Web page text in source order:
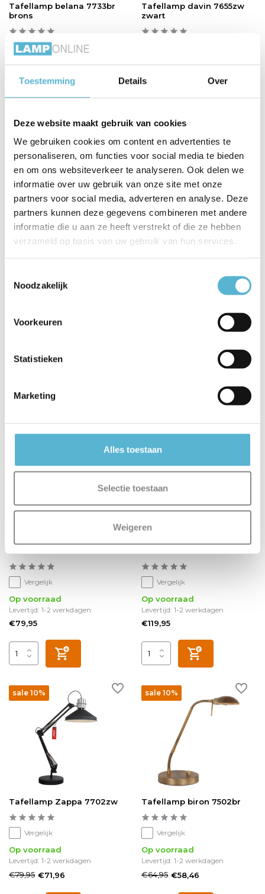
Toestemming Details Over
Deze website maakt gebruik van cookies
We gebruiken cookies om content en advertenties te
personaliseren, om functies voor social media te bieden
en om ons websiteverkeer te analyseren. Ook delen we
informatie over uw gebruik van onze site met onze
partners voor social media, adverteren en analyse. Deze
partners kunnen deze gegevens combineren met andere
informatie die u aan ze heeft verstrekt of die ze hebben
verzameld op basis van uw gebruik van hun services.
Noodzakelijk
Voorkeuren
Statistieken
Marketing
Alles toestaan
Selectie toestaan
Weigeren
Tafellamp belana 7733br
brons
Vergelijk
Op voorraad
besteld, morgen in huis
€89,95 €80,96
Tafellamp davin 7655zw
zwart
Levertijd: 1-2 werkdagen
€89,95 €80,96
sale 10%
zwart
Vergelijk
€79,95 €71,96
Tafellamp reflexion 2682
Levertijd: 1-2 werkdagen
Tafellamp ancilla LED
Vergelijk
Op voorraad
Levertijd: 1-2 werkdagen
€79,95
Tafellamp ancilla 7735
Vergelijk
Op voorraad
Levertijd: 1-2 werkdagen
€119,95
sale 10%
Tafellamp Zappa 7702zw
Vergelijk
Op voorraad
Levertijd: 1-2 werkdagen
€79,95 €71,96
sale 10%
Tafellamp biron 7502br
Vergelijk
Op voorraad
Levertijd: 1-2 werkdagen
€64,95 €58,46